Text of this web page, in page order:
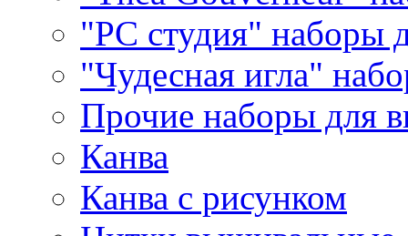
"РС студия" наборы
"Чудесная игла"
Прочие наборы для
Канва
Канва с рисунком